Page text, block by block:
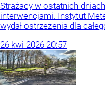
Strażacy w ostatnich
interwencjami. Instytut
wydał ostrzeżenia dla
26 kwi 2026 20:57